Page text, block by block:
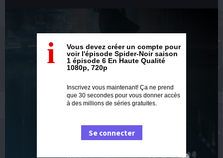
i
Vous devez créer un compte pour
voir l'épisode Spider-Noir saison
1 épisode 6 En Haute Qualité
1080p, 720p
Inscrivez vous maintenant! Ça ne prend
que 30 secondes pour vous donner accès
à des millions de séries gratuites.
Se connecter